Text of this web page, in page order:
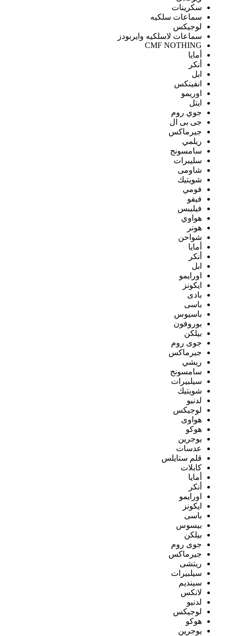
سكرينات
سماعات سلكيه
لوجيكس
سماعات لاسلكيه وايربودز
CMF NOTHING
أمايا
أنكر
ابل
انفينكس
اوريمو
ايتل
جوي روم
جى بى ال
جيرماكس
ريلمي
سامسونج
سليبرات
شاومى
شويتيك
فومي
فيفو
فيليبس
هواوي
هونر
شواحن
أمايا
أنكر
ابل
اورايمو
ايكونز
بادى
باسى
باسيوس
بوروفون
بيلكن
جوى روم
جيرماكس
ريشي
سامسونج
سيلبيرات
شويتيك
لدنيو
لوجيكس
هواوى
هوكو
يوجرين
عدسات
قلم ستايلس
كابلات
أمايا
أنكر
اورايمو
ايكونز
باسى
بيسوس
بيلكن
جوى روم
جيرماكس
ريتشى
سيلبيرات
سينديم
لانكس
لدنيو
لوجيكس
هوكو
يوجرين